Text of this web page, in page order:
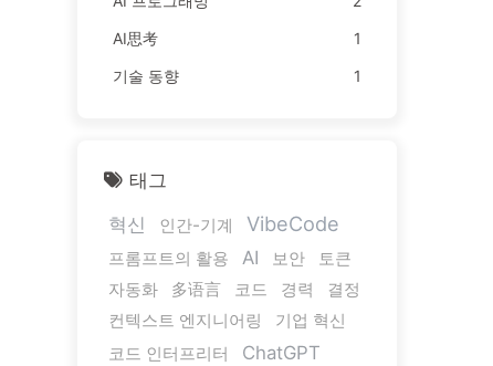
AI思考
1
기술 동향
1
태그
혁신
인간-기계 VibeCode
프롬프트의 활용 AI 보안
토큰
자동화
多语言 코드 경력
결정
컨텍스트 엔지니어링
기업 혁신
코드 인터프리터
ChatGPT